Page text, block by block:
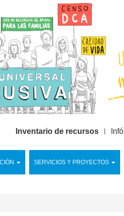
SERVICIOS Y PROYECTOS
Inventario de recursos